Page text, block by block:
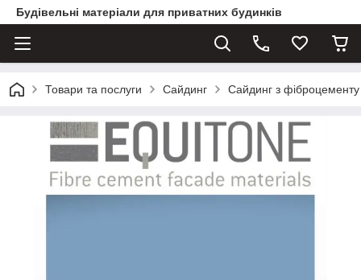
Будівельні матеріали для приватних будинків
Товари та послуги Сайдинг Сайдинг з фіброцементу